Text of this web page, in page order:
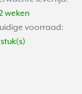
weken
voorraad: